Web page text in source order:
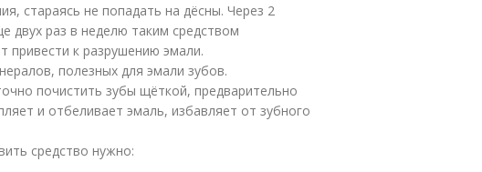
стараясь не попадать на дёсны. Через 2
двух раз в неделю таким средством
привести к разрушению эмали.
полезных для эмали зубов.
почистить зубы щёткой, предварительно
и отбеливает эмаль, избавляет от зубного
средство нужно: